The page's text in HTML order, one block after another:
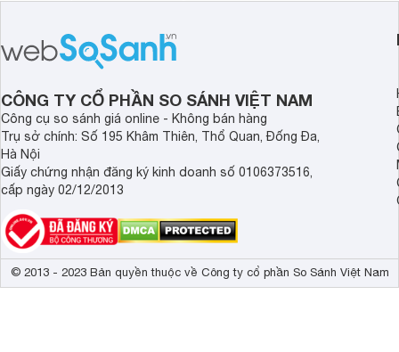
mức giá vô cùng hấp dẫn, biến nó trở
thành một lựa chọn “đáng đồng tiền
bát gạo” trên thị trường.
năng AI hàng đầu,
CÔNG TY CỔ PHẦN SO SÁNH VIỆT NAM
Công cụ so sánh giá online - Không bán hàng
Trụ sở chính: Số 195 Khâm Thiên, Thổ Quan, Đống Đa,
Hà Nội
Giấy chứng nhận đăng ký kinh doanh số 0106373516,
cấp ngày 02/12/2013
© 2013 - 2023 Bản quyền thuộc về Công ty cổ phần So Sánh Việt Nam